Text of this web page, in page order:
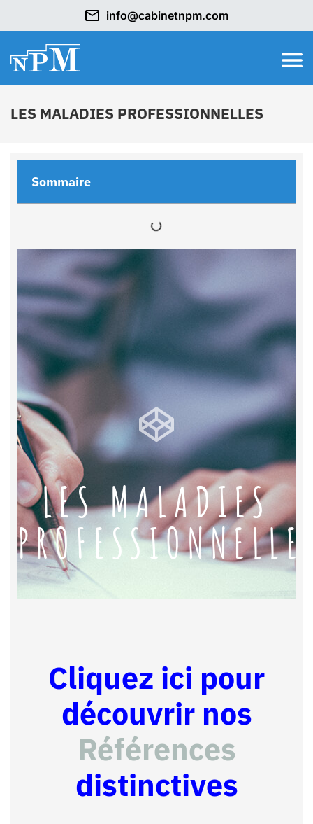
info@cabinetnpm.com
LES MALADIES PROFESSIONNELLES
Sommaire
LES MALADIES
Cliquez ici pour
découvrir nos
Références
distinctives